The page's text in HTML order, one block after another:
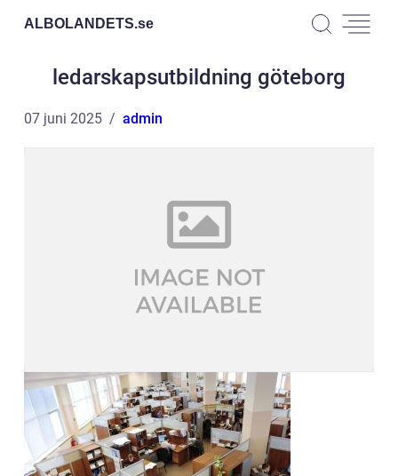
ALBOLANDETS.se
ledarskapsutbildning göteborg
07 juni 2025 admin